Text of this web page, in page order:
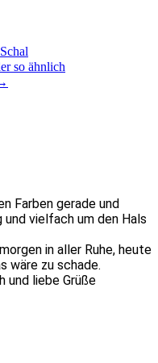
Schal
so ähnlich
Farben gerade und
vielfach um den Hals
in aller Ruhe, heute
wäre zu schade.
und liebe Grüße